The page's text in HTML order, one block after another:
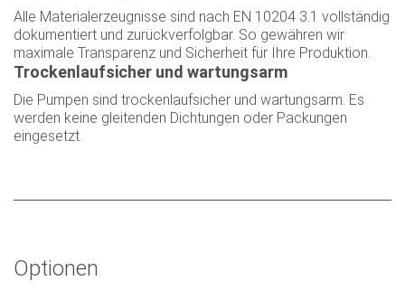
Alle Materialerzeugnisse sind nach EN 10204 3.1 vollständig
dokumentiert und zurückverfolgbar. So gewähren wir
maximale Transparenz und Sicherheit für Ihre Produktion.
Trockenlaufsicher und wartungsarm
Die Pumpen sind trockenlaufsicher und wartungsarm. Es
werden keine gleitenden Dichtungen oder Packungen
eingesetzt.
Optionen